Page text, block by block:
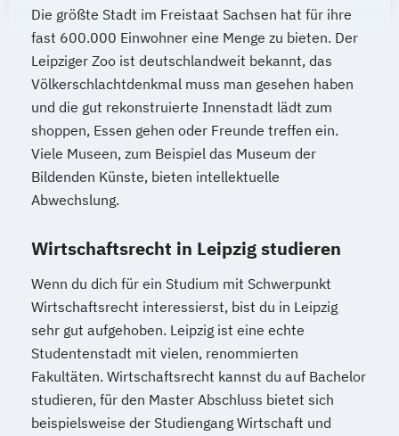
Die größte Stadt im Freistaat Sachsen hat für ihre
fast 600.000 Einwohner eine Menge zu bieten. Der
Leipziger Zoo ist deutschlandweit bekannt, das
Völkerschlachtdenkmal muss man gesehen haben
und die gut rekonstruierte Innenstadt lädt zum
shoppen, Essen gehen oder Freunde treffen ein.
Viele Museen, zum Beispiel das Museum der
Bildenden Künste, bieten intellektuelle
Abwechslung.
Wirtschaftsrecht in Leipzig studieren
Wenn du dich für ein Studium mit Schwerpunkt
Wirtschaftsrecht interessierst, bist du in Leipzig
sehr gut aufgehoben. Leipzig ist eine echte
Studentenstadt mit vielen, renommierten
Fakultäten. Wirtschaftsrecht kannst du auf Bachelor
studieren, für den Master Abschluss bietet sich
beispielsweise der Studiengang Wirtschaft und